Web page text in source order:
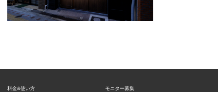
料金&使い方 モニター募集